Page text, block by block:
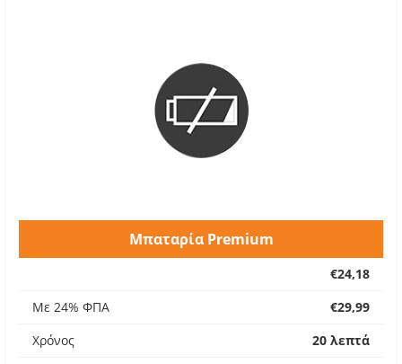
Μπαταρία Premium
€24,18
Με 24% ΦΠΑ
€29,99
Χρόνος
20 λεπτά